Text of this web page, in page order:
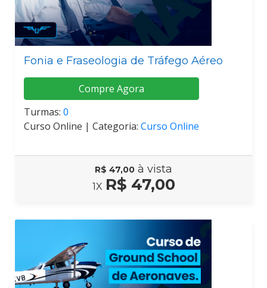
Fonia e Fraseologia de Tráfego Aéreo
Compre Agora
Turmas: 0
Curso Online | Categoria: Curso Online
R$ 47,00 à vista
1X R$ 47,00